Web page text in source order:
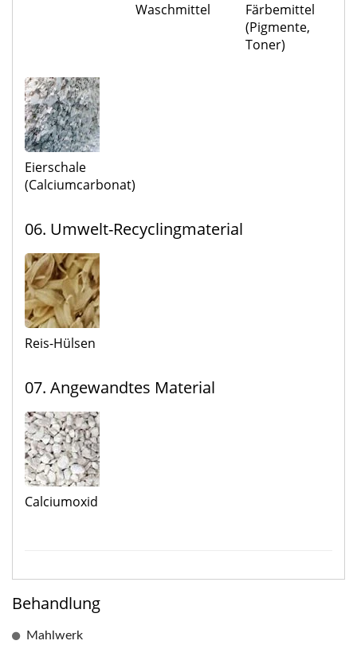
Waschmittel
Färbemittel
(Pigmente,
Toner)
Eierschale
(Calciumcarbonat)
06. Umwelt-Recyclingmaterial
Reis-Hülsen
07. Angewandtes Material
Calciumoxid
Behandlung
Mahlwerk